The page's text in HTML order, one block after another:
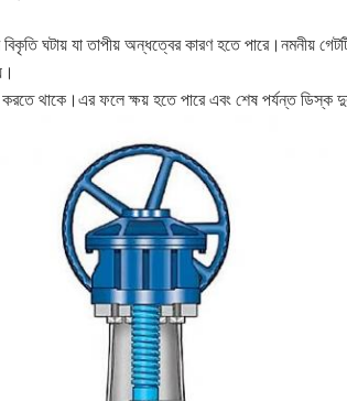
ঘটায় যা তাপীয় অন্ধত্বের কারণ হতে পারে।নমনীয়
থাকে।এর ফলে ক্ষয় হতে পারে এবং শেষ পর্যন্ত ডিস্ক